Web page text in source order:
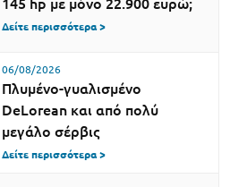
145 hp με μόνο 22.900 ευρώ;
Δείτε περισσότερα >
06/08/2026
Πλυμένο-γυαλισμένο
DeLorean και από πολύ
μεγάλο σέρβις
Δείτε περισσότερα >